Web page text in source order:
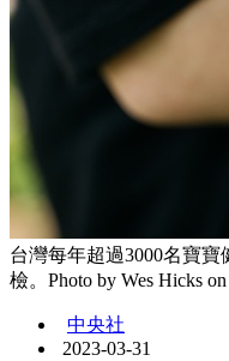
台灣每年超過3000名寶
檢。Photo by Wes Hicks on
中央社
2023-03-31